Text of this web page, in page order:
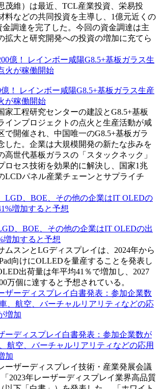
茂維）は最近、TCL産業投資、栄易投
料などの共同投資を主導し、1億元近くの
調達を完了した。今回の資金調達は主
拡大と研究開発への投資の増加に充てら
！ レインボー咸陽G8.5+基板ガラス生産
が稼働開始
家工程研究センターの建設とG8.5+基板
インプロジェクトの点火と生産活動が咸
で開催され、中国唯一のG8.5+基板ガラ
した。企業は大規模開発の新たな歩みを
高世代基板ガラスの「スタックネック」
ロセス技術を効果的に解決し、国家1兆
LCDパネル産業チェーンとサプライチ
、BOE、その他の企業はIT OLEDの出
増加すると予想
ムスンとLGディスプレイは、2024年から
向けにOLLEDを量産することを発表し
出荷量は年平均41％で増加し、2027
万個に達すると予想されている。
ーディスプレイ白書発表：参加企業数が
航空、バーチャルリアリティなどの応用
加
ーザーディスプレイ技術・産業発展会議
2023年レーザーディスプレイ業界高品質